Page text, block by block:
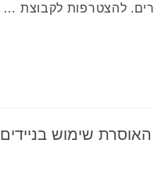
להצטרפות לקבוצת …
שימוש בניידים